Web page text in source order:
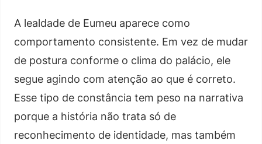
A lealdade de Eumeu aparece como
comportamento consistente. Em vez de mudar
de postura conforme o clima do palácio, ele
segue agindo com atenção ao que é correto.
Esse tipo de constância tem peso na narrativa
porque a história não trata só de
reconhecimento de identidade, mas também